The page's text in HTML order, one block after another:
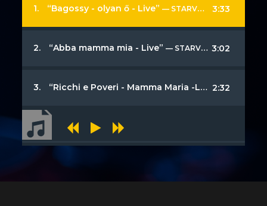
1. “Bagossy - olyan ő - Live”— STARVOICEBAND 3:33
2. “Abba mamma mia - Live”— STARVOICEBAND 3:02
3. “Ricchi e Poveri - Mamma Maria -Live” —
2:32